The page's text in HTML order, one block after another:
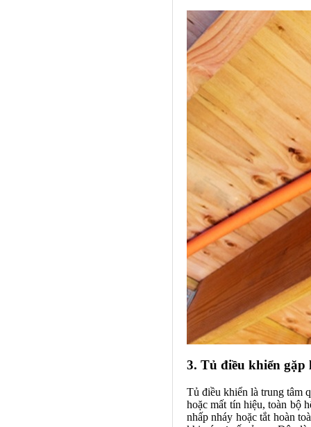
3. Tủ điều khiển gặp
Tủ điều khiển là trung tâm
hoặc mất tín hiệu, toàn bộ
nhấp nháy hoặc tắt hoàn